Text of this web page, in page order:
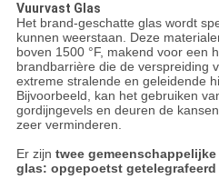
Vuurvast Glas
Het brand-geschatte glas wordt
kunnen weerstaan. Deze
boven 1500 °F, makend voor een
brandbarrière die de verspreiding
extreme stralende en geleidende
Bijvoorbeeld, kan het gebruiken
gordijngevels en deuren de
zeer verminderen.
Er zijn twee
glas: opgepoetst